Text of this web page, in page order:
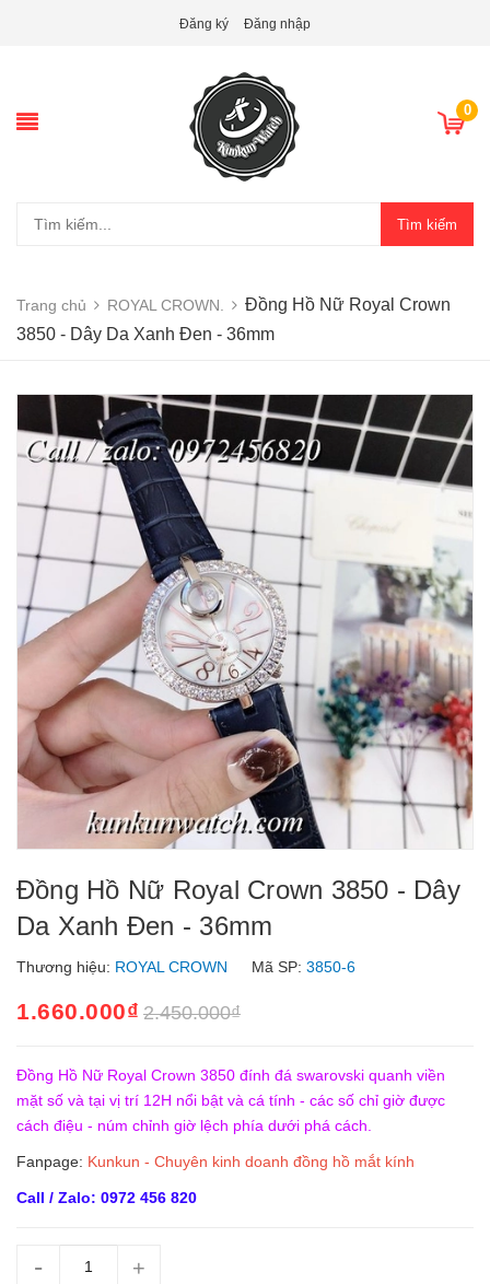
Đăng ký Đăng nhập
0
Tìm kiếm
Trang chủ ROYAL CROWN.
Đồng Hồ Nữ Royal Crown
3850 - Dây Da Xanh Đen - 36mm
Đồng Hồ Nữ Royal Crown 3850 - Dây
Da Xanh Đen - 36mm
Thương hiệu: ROYAL CROWN Mã SP: 3850-6
1.660.000₫ 2.450.000₫
Đồng Hồ Nữ Royal Crown 3850 đính đá swarovski quanh viền
mặt số và tại vị trí 12H nổi bật và cá tính - các số chỉ giờ được
cách điệu - núm chỉnh giờ lệch phía dưới phá cách.
Fanpage: Kunkun - Chuyên kinh doanh đồng hồ mắt kính
Call / Zalo: 0972 456 820
- +